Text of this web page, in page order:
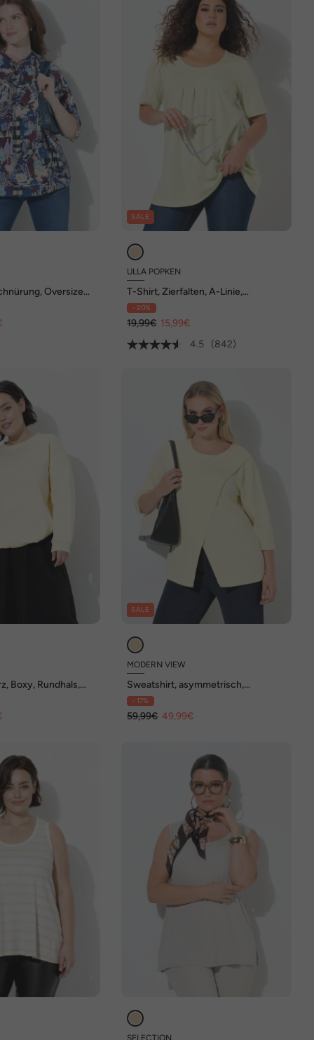
Oversized,
SALE
ULLA POPKEN
T-Shirt, Zierfalten, A-Linie,
Rundhals, Halbarm, Modal
- 20%
19,99€ 15,99€
4.5
(842)
Boxy, Rundhals,
SALE
MODERN VIEW
Sweatshirt, asymmetrisch,
Rundhals, 3/4-Arm, Modalmix
- 17%
59,99€ 49,99€
SELECTION